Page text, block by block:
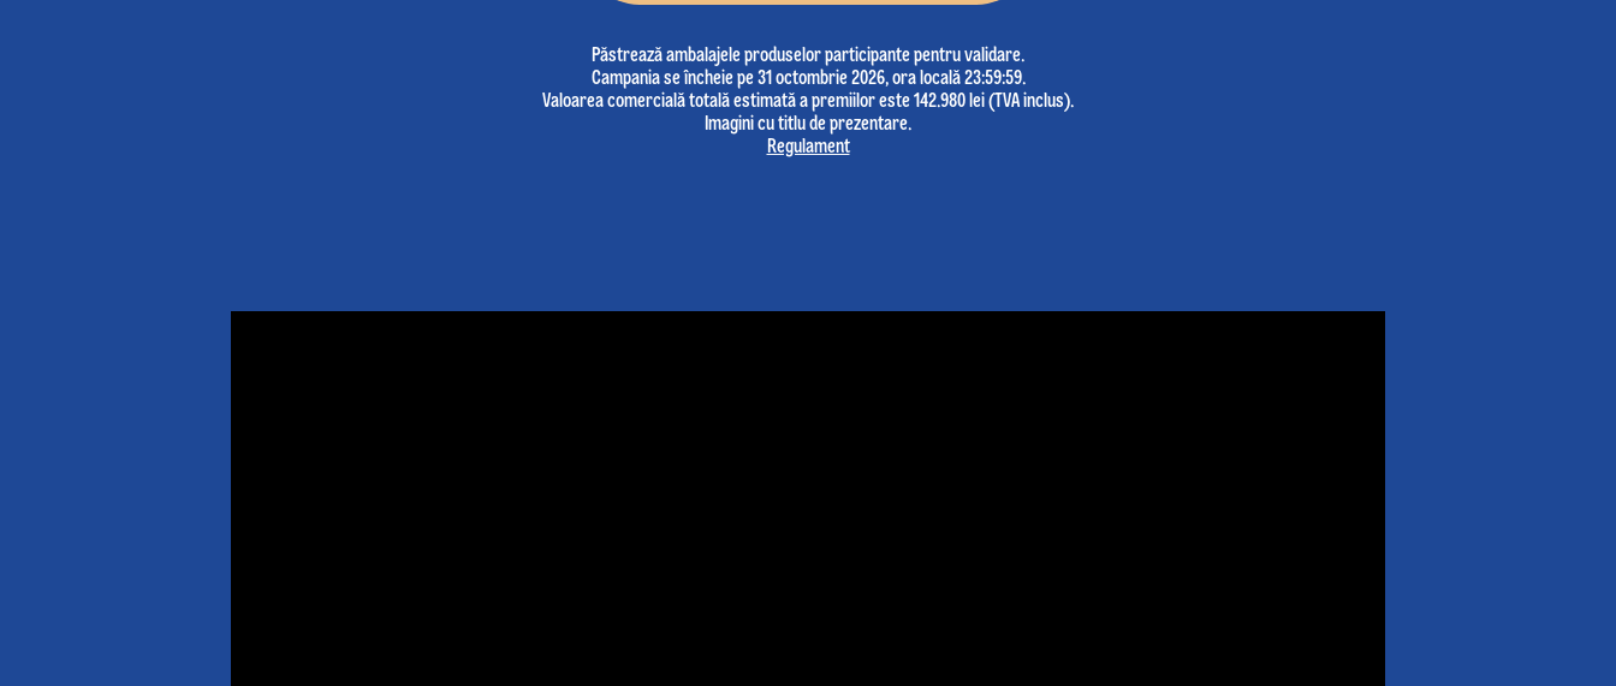
Păstrează ambalajele produselor participante pentru validare.
Campania se încheie pe 31 octombrie 2026, ora locală 23:59:59.
Valoarea comercială totală estimată a premiilor este 142.980 lei (TVA inclus).
Imagini cu titlu de prezentare.
Regulament